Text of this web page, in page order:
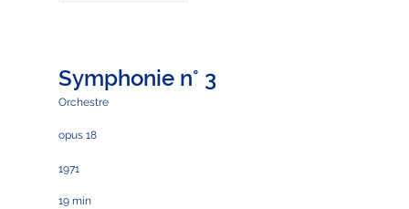
Symphonie n° 3
Orchestre
opus 18
1971
19 min